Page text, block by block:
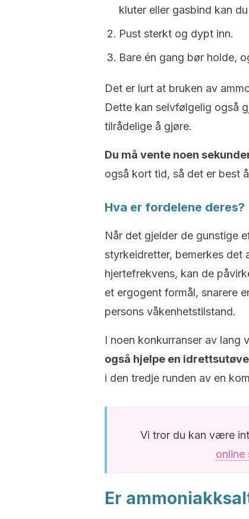
kluter eller gasbind kan
Pust sterkt og dypt inn.
Bare én gang bør holde,
Det er lurt at bruken av
Dette kan selvfølgelig også
tilrådelige å gjøre.
Du må vente noen
også kort tid, så det er best
Hva er fordelene deres?
Når det gjelder de gunstige
styrkeidretter, bemerkes
hjertefrekvens, kan de
et ergogent formål, snarere
persons våkenhetstilstand.
I noen konkurranser av lang
også hjelpe en
i den tredje runden av en
Vi tror du kan være
online
Er